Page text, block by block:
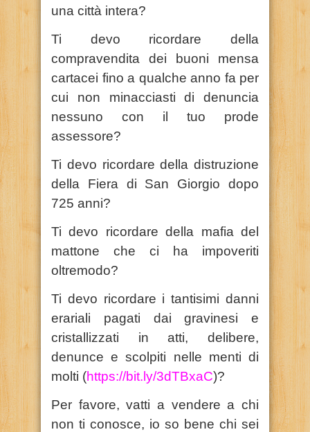
una città intera?
Ti devo ricordare della
compravendita dei buoni mensa
cartacei fino a qualche anno fa per
cui non minacciasti di denuncia
nessuno con il tuo prode
assessore?
Ti devo ricordare della distruzione
della Fiera di San Giorgio dopo
725 anni?
Ti devo ricordare della mafia del
mattone che ci ha impoveriti
oltremodo?
Ti devo ricordare i tantisimi danni
erariali pagati dai gravinesi e
cristallizzati in atti, delibere,
denunce e scolpiti nelle menti di
molti (https://bit.ly/3dTBxaC)?
Per favore, vatti a vendere a chi
non ti conosce, io so bene chi sei